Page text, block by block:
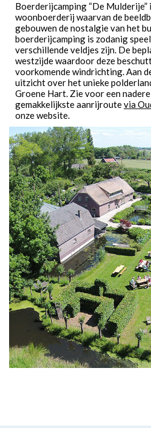
Boerderijcamping “De
woonboerderij waarvan de
gebouwen de nostalgie van het
boerderijcamping is zodanig
verschillende veldjes zijn. De
westzijde waardoor deze
voorkomende windrichting. Aan
uitzicht over het unieke
Groene Hart. Zie voor een
gemakkelijkste aanrijroutevia
onze website.